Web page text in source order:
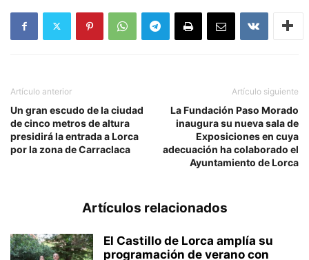
Artículo anterior
Un gran escudo de la ciudad
de cinco metros de altura
presidirá la entrada a Lorca
por la zona de Carraclaca
Artículo siguiente
La Fundación Paso Morado
inaugura su nueva sala de
Exposiciones en cuya
adecuación ha colaborado el
Ayuntamiento de Lorca
Artículos relacionados
El Castillo de Lorca amplía su
programación de verano con